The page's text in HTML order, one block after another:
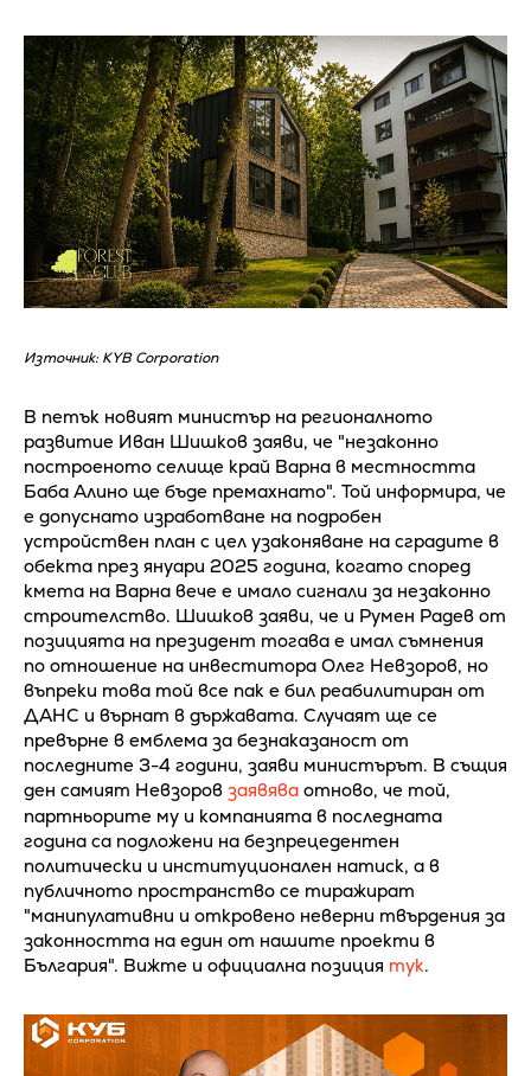
Източник: KYB Corporation
В петък новият министър на регионалното
развитие Иван Шишков заяви, че "незаконно
построеното селище край Варна в местността
Баба Алино ще бъде премахнато". Той информира, че
е допуснато изработване на подробен
устройствен план с цел узаконяване на сградите в
обекта през януари 2025 година, когато според
кмета на Варна вече е имало сигнали за незаконно
строителство. Шишков заяви, че и Румен Радев от
позицията на президент тогава е имал съмнения
по отношение на инвеститора Олег Невзоров, но
въпреки това той все пак е бил реабилитиран от
ДАНС и върнат в държавата. Случаят ще се
превърне в емблема за безнаказаност от
последните 3-4 години, заяви министърът. В същия
ден самият Невзоров заявява отново, че той,
партньорите му и компанията в последната
година са подложени на безпрецедентен
политически и институционален натиск, а в
публичното пространство се тиражират
"манипулативни и откровено неверни твърдения за
законността на един от нашите проекти в
България". Вижте и официална позиция тук.